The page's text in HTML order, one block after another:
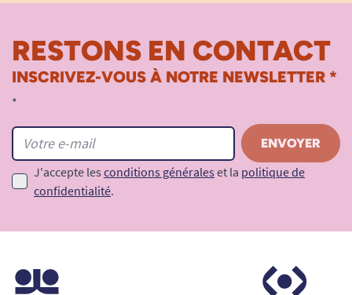
RESTONS EN CONTACT
INSCRIVEZ-VOUS À NOTRE NEWSLETTER *
*
J'accepte les conditions générales et la politique de
confidentialité.